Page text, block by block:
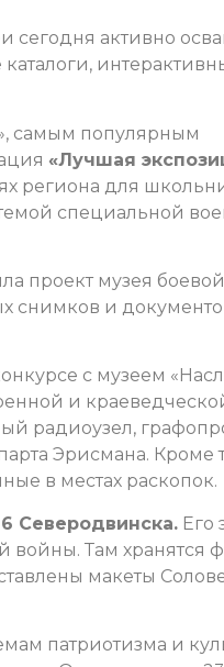
сегодня активно
самым популярным
«Лучшая
региона для
специальной
проект музея
снимков и
с музеем
и
радиоузел,
Эрисмана. Кроме
в местах раскопок.
Северодвинска. Его
войны. Там хранятся
макеты
патриотизма и